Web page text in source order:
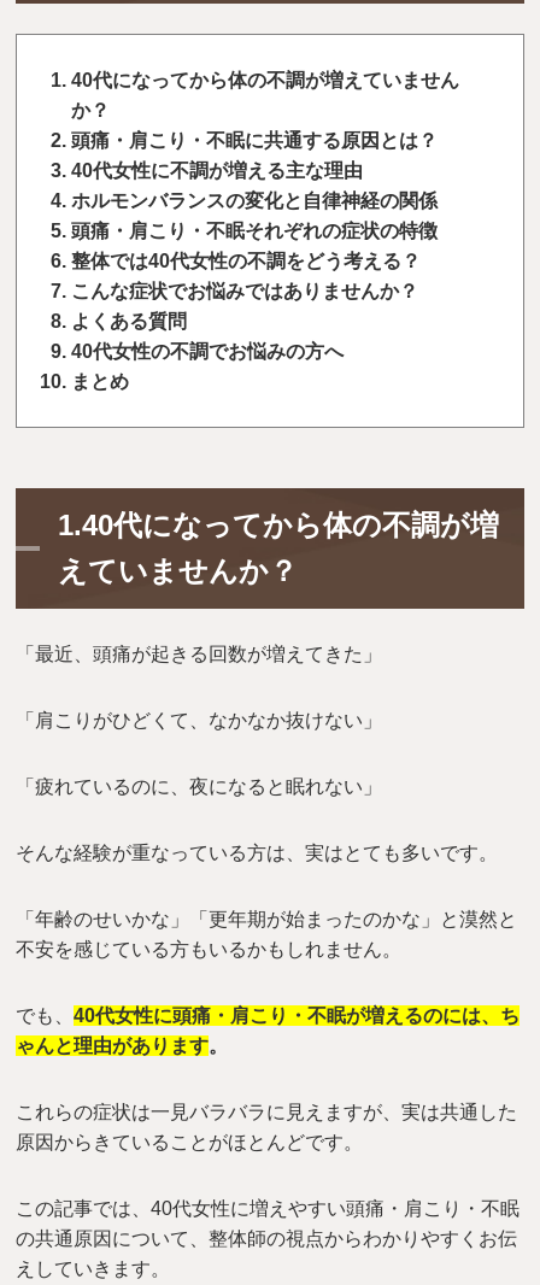
40代になってから体の不調が増えていません
か？
頭痛・肩こり・不眠に共通する原因とは？
40代女性に不調が増える主な理由
ホルモンバランスの変化と自律神経の関係
頭痛・肩こり・不眠それぞれの症状の特徴
整体では40代女性の不調をどう考える？
こんな症状でお悩みではありませんか？
よくある質問
40代女性の不調でお悩みの方へ
まとめ
1.40代になってから体の不調が増
えていませんか？
「最近、頭痛が起きる回数が増えてきた」
「肩こりがひどくて、なかなか抜けない」
「疲れているのに、夜になると眠れない」
そんな経験が重なっている方は、実はとても多いです。
「年齢のせいかな」「更年期が始まったのかな」と漠然と
不安を感じている方もいるかもしれません。
でも、40代女性に頭痛・肩こり・不眠が増えるのには、ち
ゃんと理由があります。
これらの症状は一見バラバラに見えますが、実は共通した
原因からきていることがほとんどです。
この記事では、40代女性に増えやすい頭痛・肩こり・不眠
の共通原因について、整体師の視点からわかりやすくお伝
えしていきます。